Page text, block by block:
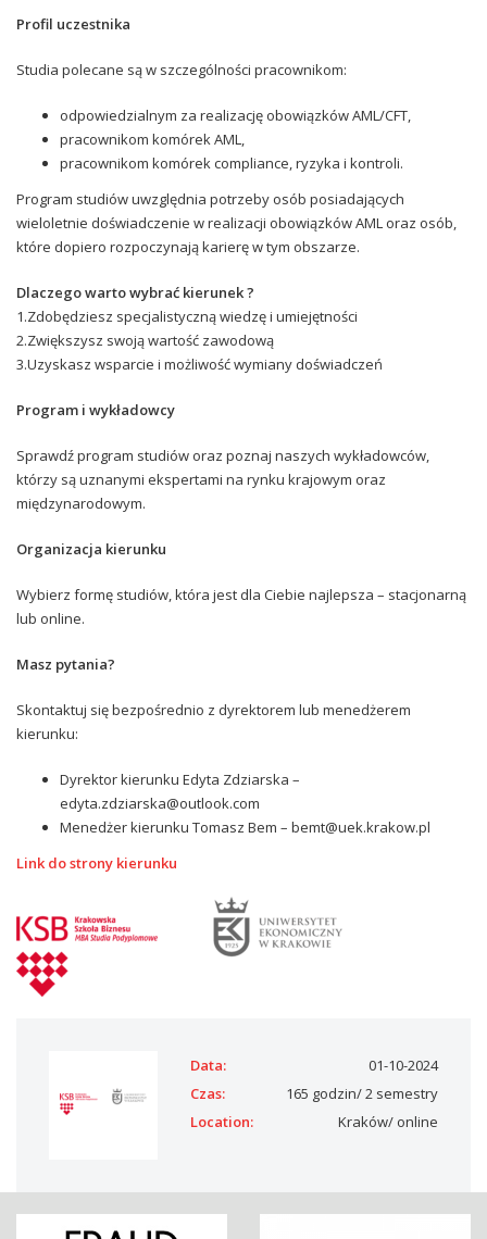
Profil uczestnika
Studia polecane są w szczególności pracownikom:
odpowiedzialnym za realizację obowiązków AML/CFT,
pracownikom komórek AML,
pracownikom komórek compliance, ryzyka i kontroli.
Program studiów uwzględnia potrzeby osób posiadających
wieloletnie doświadczenie w realizacji obowiązków AML oraz osób,
które dopiero rozpoczynają karierę w tym obszarze.
Dlaczego warto wybrać kierunek ?
1.Zdobędziesz specjalistyczną wiedzę i umiejętności
2.Zwiększysz swoją wartość zawodową
3.Uzyskasz wsparcie i możliwość wymiany doświadczeń
Program i wykładowcy
Sprawdź program studiów oraz poznaj naszych wykładowców,
którzy są uznanymi ekspertami na rynku krajowym oraz
międzynarodowym.
Organizacja kierunku
Wybierz formę studiów, która jest dla Ciebie najlepsza – stacjonarną
lub online.
Masz pytania?
Skontaktuj się bezpośrednio z dyrektorem lub menedżerem
kierunku:
Dyrektor kierunku Edyta Zdziarska –
edyta.zdziarska@outlook.com
Menedżer kierunku Tomasz Bem – bemt@uek.krakow.pl
Link do strony kierunku
Data:
01-10-2024
Czas:
165 godzin/ 2 semestry
Location:
Kraków/ online